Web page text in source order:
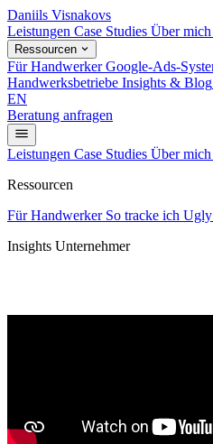
Daniils Visnakovs
Leistungen Case Studies Über mich
Ressourcen
Für Handwerker Google-Ads-
Handwerksbetriebe Insights & Blog
EN
Beratung anfragen
Leistungen Case Studies Über mich
Ressourcen
Für Handwerker So tracke ich
Insights Unternehmer